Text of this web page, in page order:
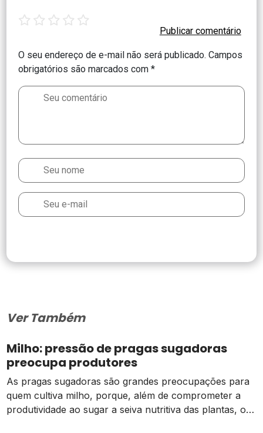
O seu endereço de e-mail não será publicado. Campos
obrigatórios são marcados com*
star stars stars stars stars
Ver Também
Milho: pressão de pragas sugadoras
preocupa produtores
As pragas sugadoras são grandes preocupações para
quem cultiva milho, porque, além de comprometer a
produtividade ao sugar a seiva nutritiva das plantas, o